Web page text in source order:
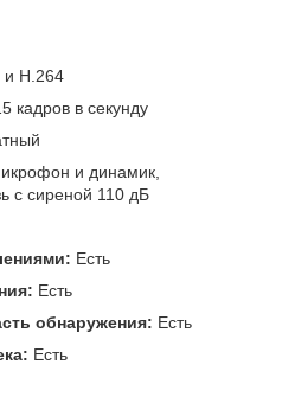
и H.264
кадров в секунду
и динамик,
с сиреной 110 дБ
Есть
Есть
обнаружения: Есть
Есть